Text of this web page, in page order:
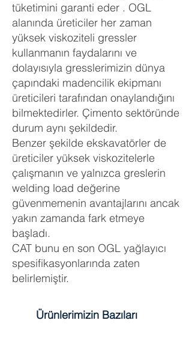
tüketimini garanti eder . OGL
alanında üreticiler her zaman
yüksek viskoziteli gressler
kullanmanın faydalarını ve
dolayısıyla gresslerimizin dünya
çapındaki madencilik ekipmanı
üreticileri tarafından onaylandığını
bilmektedirler. Çimento sektöründe
durum aynı şekildedir.
Benzer şekilde ekskavatörler de
üreticiler yüksek viskozitelerle
çalışmanın ve yalnızca greslerin
welding load değerine
güvenmemenin avantajlarını ancak
yakın zamanda fark etmeye
başladı.
CAT bunu en son OGL yağlayıcı
spesifikasyonlarında zaten
belirlemiştir.
Ürünlerimizin Bazıları